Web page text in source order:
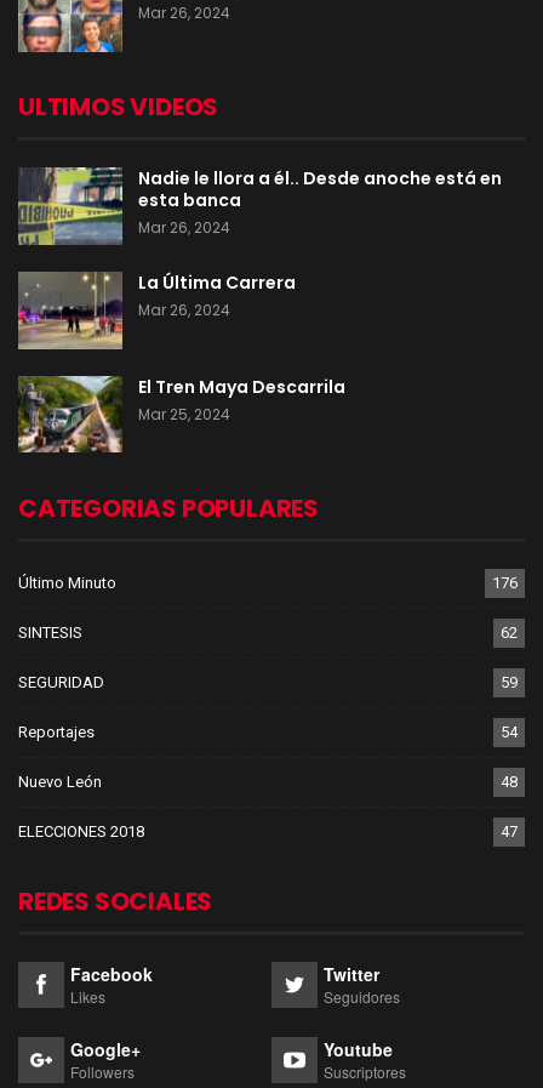
Mar 26, 2024
ULTIMOS VIDEOS
Nadie le llora a él.. Desde anoche está en
esta banca
Mar 26, 2024
La Última Carrera
Mar 26, 2024
El Tren Maya Descarrila
Mar 25, 2024
CATEGORIAS POPULARES
Último Minuto 176
SINTESIS 62
SEGURIDAD 59
Reportajes 54
Nuevo León 48
ELECCIONES 2018 47
REDES SOCIALES
Facebook
Likes
Twitter
Seguidores
Google+
Followers
Youtube
Suscriptores